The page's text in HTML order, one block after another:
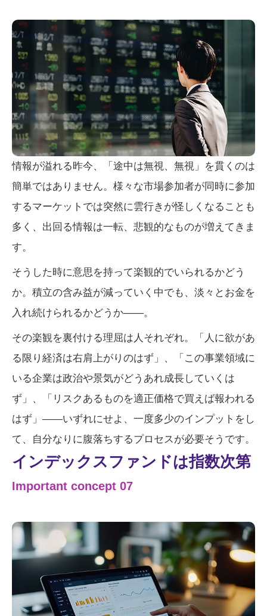
情報が溢れる昨今、「途中は無視、無視」を貫くのは
簡単ではありません。様々な市場参加者が同時に参加
するマーケットでは突然に雲行きが怪しくなることも
多く、出回る情報は一転、悲観的なものが増えてきま
す。
そうした時に意思を持って楽観的でいられるかどう
か。積立の含み益が減っていく中でも、淡々とお金を
入れ続けられるかどうか――。
その楽観を裏付ける理屈は人それぞれ。「人に欲があ
る限り経済は右肩上がりのはず」、「この事業領域に
いる企業は政治や景気がどうあれ成長していくは
ず」、「リスクあるものを適正価格で買えば報われる
はず」――いずれにせよ、一度多少のインプットをし
て、自分なりに腹落ちするプロセスが必要そうです。
インデックスファンドは指数次第
Important concept 07